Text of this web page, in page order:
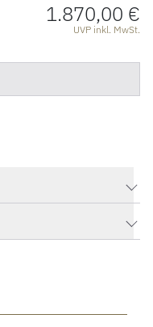
1.870,00 €
UVP inkl. MwSt.